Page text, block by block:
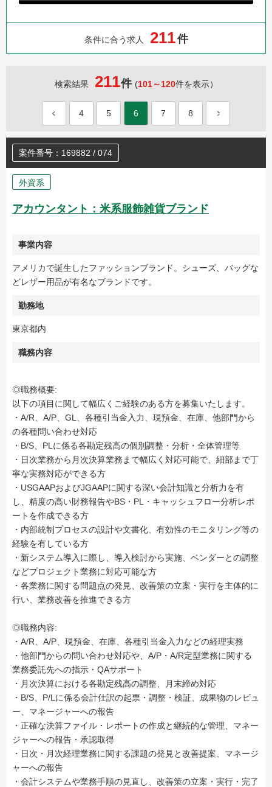
条件に合う求人 211件
検索結果 211件 (101～120件を表示）
4 5 6 7 8
案件番号：169882 / 074
外資系
アカウンタント：米系服飾雑貨ブランド
事業内容
アメリカで誕生したファッションブランド。シューズ、バッグな
どレザー用品が有名なブランドです。
勤務地
東京都内
職務内容
◎職務概要:
以下の項目に関して幅広くご経験のある方を募集いたします。
・A/R、A/P、GL、各種引当金入力、現預金、在庫、他部門から
の各種問い合わせ対応
・B/S、PLに係る各勘定残高の個別調整・分析・全体管理等
・日次業務から月次決算業務まで幅広く対応可能で、細部まで丁
寧な実務対応ができる方
・USGAAPおよびJGAAPに関する深い会計知識と分析力を有
し、精度の高い財務報告やBS・PL・キャッシュフロー分析レポ
ートを作成できる方
・内部統制プロセスの設計や文書化、有効性のモニタリング等の
経験を有している方
・新システム導入に際し、導入検討から実施、ベンダーとの調整
などプロジェクト業務に対応可能な方
・各業務に関する問題点の発見、改善策の立案・実行を主体的に
行い、業務改善を推進できる方
◎職務内容:
・A/R、A/P、現預金、在庫、各種引当金入力などの経理実務
・他部門からの問い合わせ対応や、A/P・A/R定型業務に関する
業務委託先への指示・QAサポート
・月次決算における各勘定残高の調整、月末締め対応
・B/S、P/Lに係る会計仕訳の起票・調整・検証、成果物のレビュ
ー、マネージャーへの報告
・正確な決算ファイル・レポートの作成と継続的な管理、マネー
ジャーへの報告・承認取得
・日次・月次経理業務に関する課題の発見と改善提案、マネージ
ャーへの報告
・会計システムや業務手順の見直し、改善策の立案・実行・完了